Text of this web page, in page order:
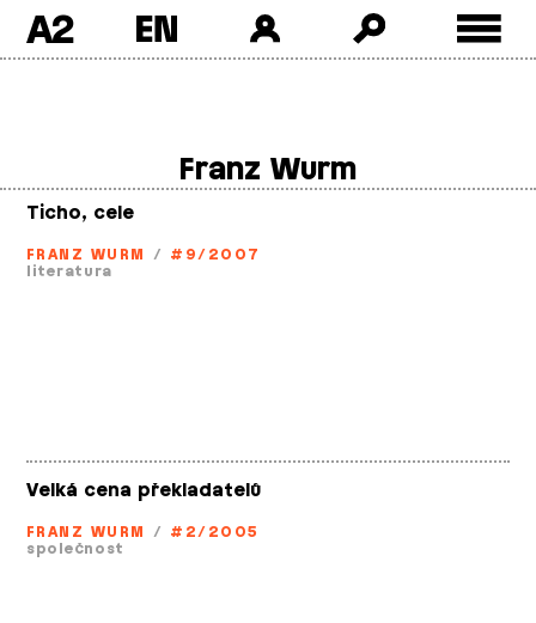
A2
Franz Wurm
Ticho, cele
FRANZ WURM / #9/2007
literatura
Velká cena překladatelů
FRANZ WURM / #2/2005
společnost